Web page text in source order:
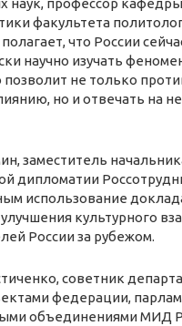
наук, профессор
факультета
что России
научно изучать
не только
но и отвечать на
заместитель
дипломатии
использование
культурного
России за рубежом.
cоветник
федерации,
объединениями МИД